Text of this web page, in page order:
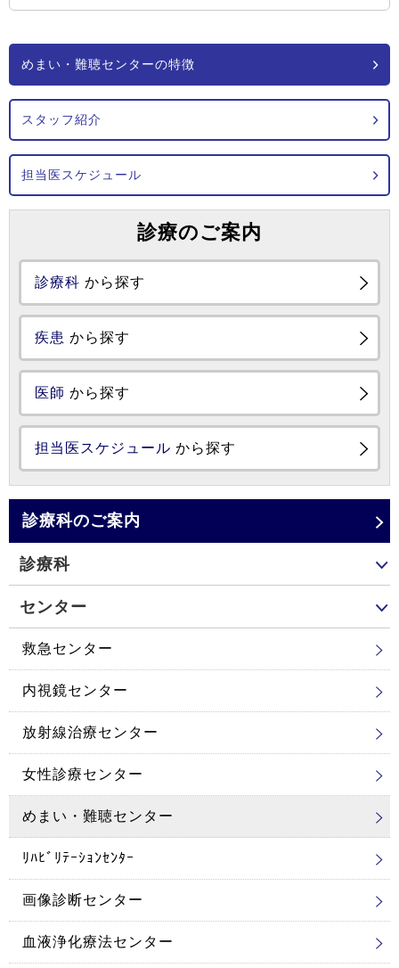
めまい・難聴センターの特徴
スタッフ紹介
担当医スケジュール
診療のご案内
診療科 から探す
疾患 から探す
医師 から探す
担当医スケジュール から探す
診療科のご案内
診療科
センター
救急センター
内視鏡センター
放射線治療センター
女性診療センター
めまい・難聴センター
ﾘﾊﾋﾞﾘﾃｰｼｮﾝｾﾝﾀｰ
画像診断センター
血液浄化療法センター